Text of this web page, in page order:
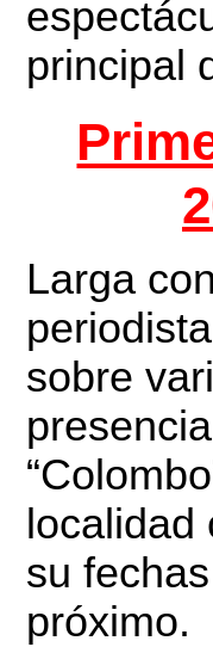
principal
Larga
sobre
localidad
su
próximo.